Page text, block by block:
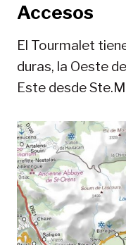
Accesos
El Tourmalet
duras, la Oeste
Este desde